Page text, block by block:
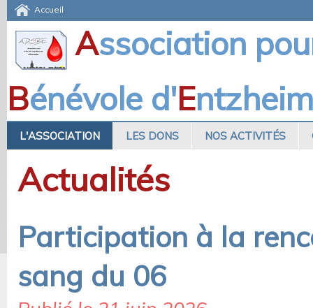
Accueil
Association
Bénévole d'Entzheim
L'ASSOCIATION LES DONS NOS ACTIVITÉS
Actualités
Participation à la
sang du 06